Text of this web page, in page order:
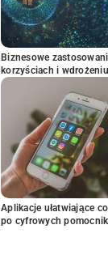
Biznesowe
korzyściach i wdrożeniu
Aplikacje ułatwiające
po cyfrowych